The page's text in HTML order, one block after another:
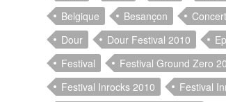
Belgique
Besançon Concert
Dour
Dour Festival 2010
Festival
Festival Ground Zero
Festival Inrocks 2010
Festival